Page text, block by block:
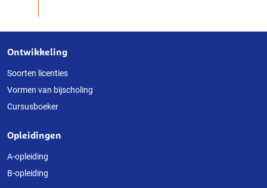
Over
deze
website
Ontwikkeling
Soorten licenties
Vormen van bijscholing
Cursusboeker
Opleidingen
A-opleiding
B-opleiding